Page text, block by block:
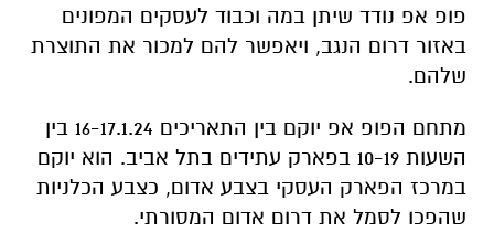
פופ אפ נודד שיתן במה וכבוד לעסקים המפונים
באזור דרום הנגב, ויאפשר להם למכור את התוצרת
שלהם.
מתחם הפופ אפ יוקם בין התאריכים 16-17.1.24 בין
השעות 10-19 בפארק עתידים בתל אביב. הוא יוקם
במרכז הפארק העסקי בצבע אדום, כצבע הכלניות
שהפכו לסמל את דרום אדום המסורתי.